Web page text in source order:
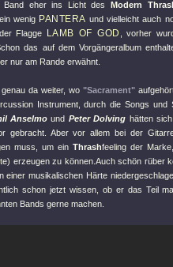
Band eher ins Licht desModern
wenig PANTERA und vielleicht auch
Flagge
LAMB OF GOD , vorher
das auf dem Vorgängeralbum
nur am Rande erwähnt.
da weiter, wo"Sacrament"
Instrument, durch die Songs und
Anselmound Peter Dolving hätten
gebracht. Aber vor allem bei der
muss, um ein Thrashfeeling der
erzeugen zu können.Auch schön rüber
einer musikalischen Härte
schon jetzt wissen, ob er das Teil
Bands gerne machen.